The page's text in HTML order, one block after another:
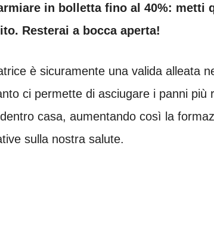
in bolletta fino al 40%: metti
Resterai a bocca aperta!
è sicuramente una valida alleata
ci permette di asciugare i panni più
casa, aumentando così la
sulla nostra salute.